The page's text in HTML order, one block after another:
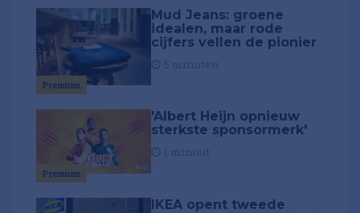
Premium
Mud Jeans: groene
idealen, maar rode
cijfers vellen de pionier
Premium
'Albert Heijn opnieuw
sterkste sponsormerk'
IKEA opent tweede